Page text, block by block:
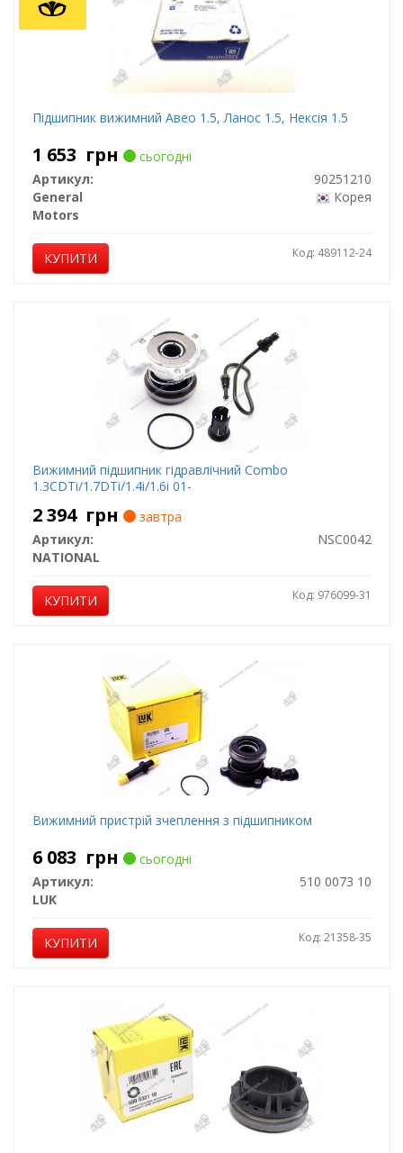
Підшипник вижимний Авео 1.5, Ланос 1.5, Нексія 1.5
1 653 грн
сьогодні
Артикул:
90251210
General
Motors
Корея
КУПИТИ Код: 489112-24
Вижимний підшипник гідравлічний Combo
1.3CDTi/1.7DTi/1.4i/1.6i 01-
2 394 грн
завтра
Артикул:
NSC0042
NATIONAL
КУПИТИ Код: 976099-31
Вижимний пристрій зчеплення з підшипником
6 083 грн
сьогодні
Артикул:
510 0073 10
LUK
КУПИТИ Код: 21358-35